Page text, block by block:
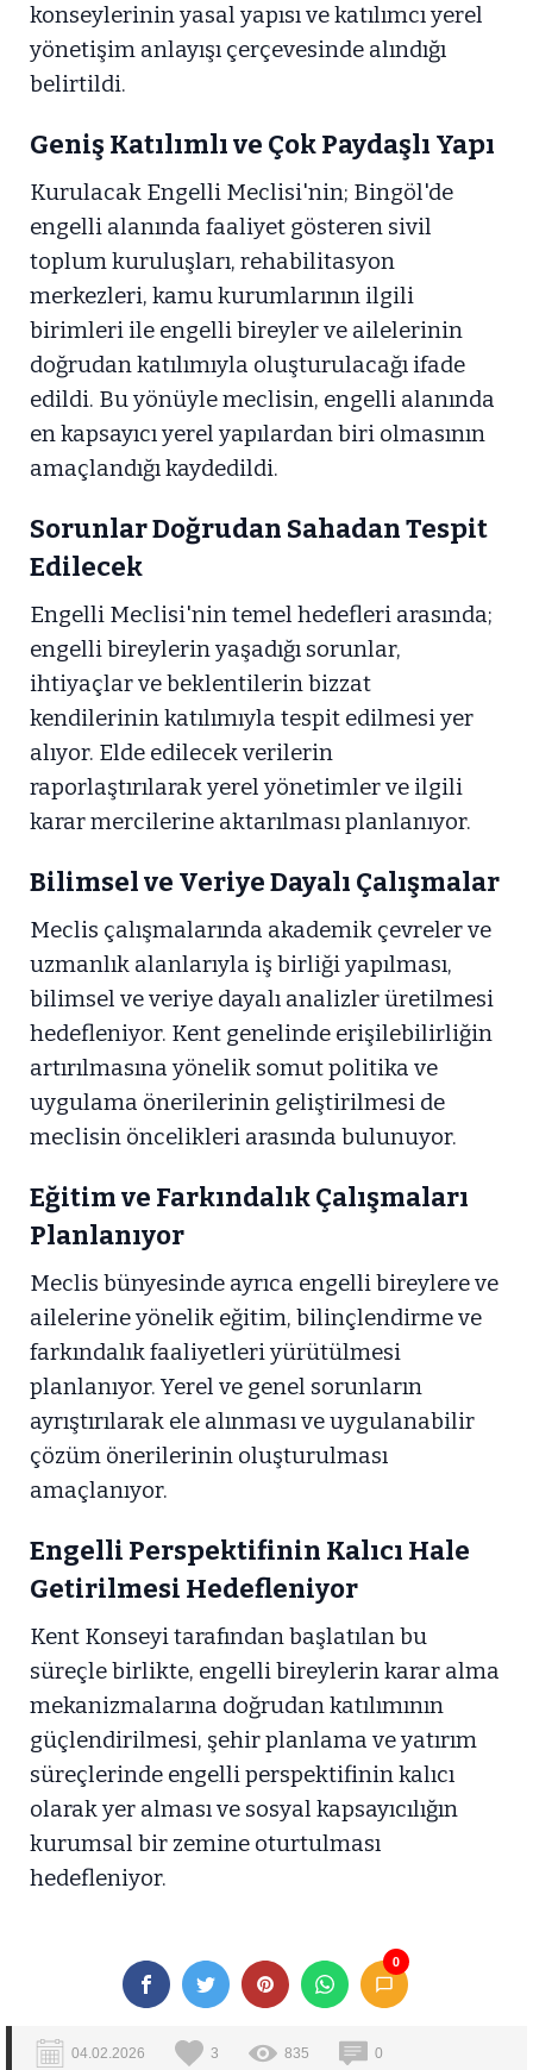
konseylerinin yasal yapısı ve katılımcı yerel
yönetişim anlayışı çerçevesinde alındığı
belirtildi.
Geniş Katılımlı ve Çok Paydaşlı Yapı
Kurulacak Engelli Meclisi'nin; Bingöl'de
engelli alanında faaliyet gösteren sivil
toplum kuruluşları, rehabilitasyon
merkezleri, kamu kurumlarının ilgili
birimleri ile engelli bireyler ve ailelerinin
doğrudan katılımıyla oluşturulacağı ifade
edildi. Bu yönüyle meclisin, engelli alanında
en kapsayıcı yerel yapılardan biri olmasının
amaçlandığı kaydedildi.
Sorunlar Doğrudan Sahadan Tespit
Edilecek
Engelli Meclisi'nin temel hedefleri arasında;
engelli bireylerin yaşadığı sorunlar,
ihtiyaçlar ve beklentilerin bizzat
kendilerinin katılımıyla tespit edilmesi yer
alıyor. Elde edilecek verilerin
raporlaştırılarak yerel yönetimler ve ilgili
karar mercilerine aktarılması planlanıyor.
Bilimsel ve Veriye Dayalı Çalışmalar
Meclis çalışmalarında akademik çevreler ve
uzmanlık alanlarıyla iş birliği yapılması,
bilimsel ve veriye dayalı analizler üretilmesi
hedefleniyor. Kent genelinde erişilebilirliğin
artırılmasına yönelik somut politika ve
uygulama önerilerinin geliştirilmesi de
meclisin öncelikleri arasında bulunuyor.
Eğitim ve Farkındalık Çalışmaları
Planlanıyor
Meclis bünyesinde ayrıca engelli bireylere ve
ailelerine yönelik eğitim, bilinçlendirme ve
farkındalık faaliyetleri yürütülmesi
planlanıyor. Yerel ve genel sorunların
ayrıştırılarak ele alınması ve uygulanabilir
çözüm önerilerinin oluşturulması
amaçlanıyor.
Engelli Perspektifinin Kalıcı Hale
Getirilmesi Hedefleniyor
Kent Konseyi tarafından başlatılan bu
süreçle birlikte, engelli bireylerin karar alma
mekanizmalarına doğrudan katılımının
güçlendirilmesi, şehir planlama ve yatırım
süreçlerinde engelli perspektifinin kalıcı
olarak yer alması ve sosyal kapsayıcılığın
kurumsal bir zemine oturtulması
hedefleniyor.
0
04.02.2026 3 835 0